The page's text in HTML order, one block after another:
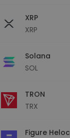
XRP
XRP
Solana
SOL
TRON
TRX
Figure Heloc